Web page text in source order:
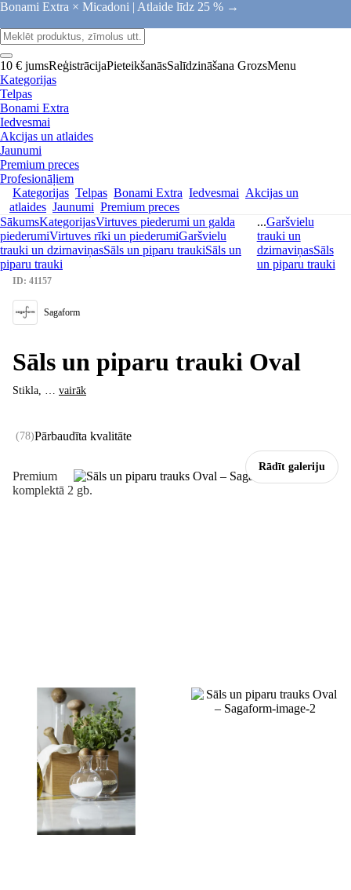
Bonami Extra × Micadoni | Atlaide līdz 25 % →
10 € jumsReģistrācijaPieteikšanāsSalīdzināšana GrozsMenu
Kategorijas
Telpas
Bonami Extra
Iedvesmai
Akcijas un atlaides
Jaunumi
Premium preces
Profesionāļiem
Kategorijas Telpas Bonami Extra Iedvesmai Akcijas un
atlaides Jaunumi Premium preces
SākumsKategorijasVirtuves piederumi un galda
piederumiVirtuves rīki un piederumiGaršvielu
trauki un dzirnaviņasSāls un piparu traukiSāls un
piparu trauki
...Garšvielu
trauki un
dzirnaviņasSāls
un piparu trauki
Rādīt galeriju
Premium
komplektā 2 gb.
ID: 41157
Sagaform
Sāls un piparu trauki Oval
Stikla, … vairāk
(78)Pārbaudīta kvalitāte